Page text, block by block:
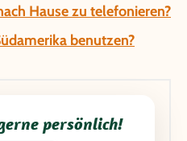
Hause zu telefonieren?
benutzen?
persönlich!